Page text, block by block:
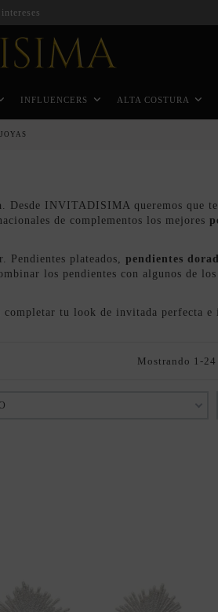
INFLUENCERS ALTA COSTURA
JOYAS
. Desde INVITADISIMA queremos que
de complementos los mejores
Pendientes plateados, pendientes
los pendientes con algunos de los
completar tu look de invitada perfecta
Mostrando 1-